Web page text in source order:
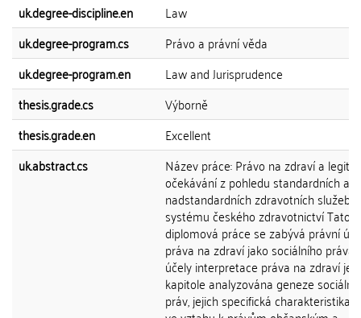
uk.degree-discipline.en
Law
uk.degree-program.cs
Právo a právní věda
uk.degree-program.en
Law and Jurisprudence
thesis.grade.cs
Výborně
thesis.grade.en
Excellent
uk.abstract.cs
Název práce: Právo na zdraví a
očekávání z pohledu standardních a
nadstandardních zdravotních služeb v
systému českého zdravotnictví Tato
diplomová práce se zabývá právní
práva na zdraví jako sociálního práva.
účely interpretace práva na zdraví je
kapitole analyzována geneze
práv, jejich specifická charakteristika